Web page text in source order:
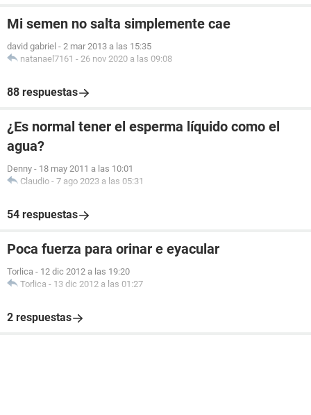
Mi semen no salta simplemente cae
david gabriel - 2 mar 2013 a las 15:35
natanael7161 - 26 nov 2020 a las 09:08
88 respuestas
¿Es normal tener el esperma líquido como el
agua?
Denny - 18 may 2011 a las 10:01
Claudio - 7 ago 2023 a las 05:31
54 respuestas
Poca fuerza para orinar e eyacular
Torlica - 12 dic 2012 a las 19:20
Torlica - 13 dic 2012 a las 01:27
2 respuestas